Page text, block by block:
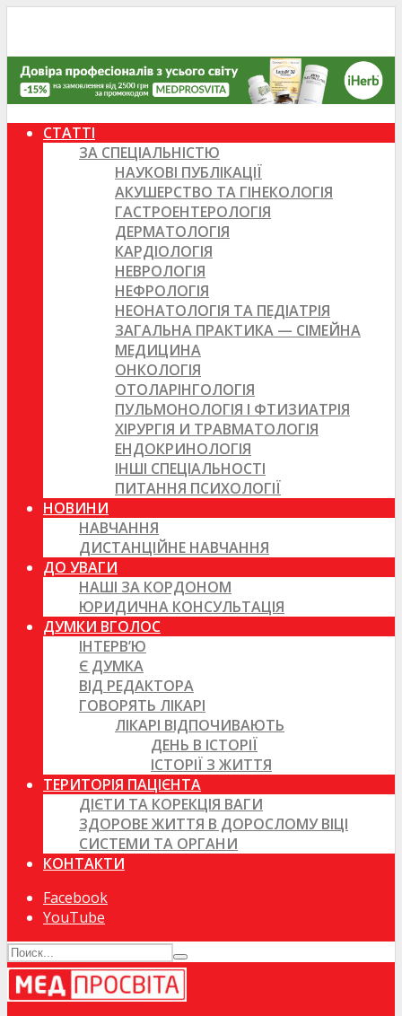
СТАТТІ
ЗА СПЕЦІАЛЬНІСТЮ
НАУКОВІ ПУБЛІКАЦІЇ
АКУШЕРСТВО ТА ГІНЕКОЛОГІЯ
ГАСТРОЕНТЕРОЛОГІЯ
ДЕРМАТОЛОГІЯ
КАРДІОЛОГІЯ
НЕВРОЛОГІЯ
НЕФРОЛОГІЯ
НЕОНАТОЛОГІЯ ТА ПЕДІАТРІЯ
ЗАГАЛЬНА ПРАКТИКА — СІМЕЙНА
МЕДИЦИНА
ОНКОЛОГІЯ
ОТОЛАРІНГОЛОГІЯ
ПУЛЬМОНОЛОГІЯ І ФТИЗИАТРІЯ
ХІРУРГІЯ И ТРАВМАТОЛОГІЯ
ЕНДОКРИНОЛОГІЯ
ІНШІ СПЕЦІАЛЬНОСТІ
ПИТАННЯ ПСИХОЛОГІЇ
НОВИНИ
НАВЧАННЯ
ДИСТАНЦІЙНЕ НАВЧАННЯ
ДО УВАГИ
НАШІ ЗА КОРДОНОМ
ЮРИДИЧНА КОНСУЛЬТАЦІЯ
ДУМКИ ВГОЛОС
ІНТЕРВ’Ю
Є ДУМКА
ВІД РЕДАКТОРА
ГОВОРЯТЬ ЛІКАРІ
ЛІКАРІ ВІДПОЧИВАЮТЬ
ДЕНЬ В ІСТОРІЇ
ІСТОРІЇ З ЖИТТЯ
ТЕРИТОРІЯ ПАЦІЄНТА
ДІЄТИ ТА КОРЕКЦІЯ ВАГИ
ЗДОРОВЕ ЖИТТЯ В ДОРОСЛОМУ ВІЦІ
СИСТЕМИ ТА ОРГАНИ
КОНТАКТИ
Facebook
YouTube